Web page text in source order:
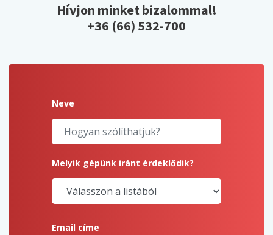
Hívjon minket bizalommal!
+36 (66) 532-700
Neve
Melyik gépünk iránt érdeklődik?
Email címe